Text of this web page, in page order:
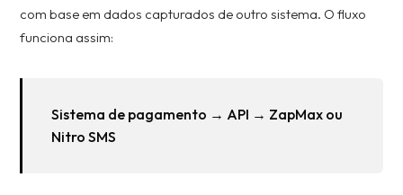
com base em dados capturados de outro sistema. O fluxo
funciona assim:
Sistema de pagamento → API → ZapMax ou
Nitro SMS